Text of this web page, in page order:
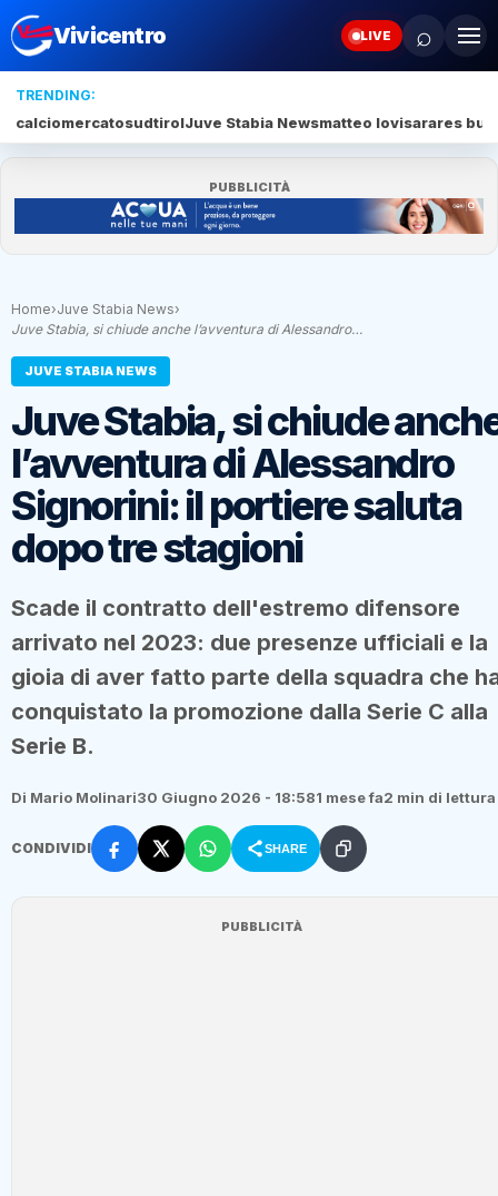
Vivicentro LIVE ⌕
TRENDING:
calciomercatosudtirolJuve Stabia Newsmatteo lovisarares
PUBBLICITÀ
Home›Juve Stabia News›
Juve Stabia, si chiude anche l’avventura di Alessandro…
JUVE STABIA NEWS
Juve Stabia, si chiude
l’avventura di Alessandro
Signorini: il portiere saluta
dopo tre stagioni
Scade il contratto dell'estremo difensore
arrivato nel 2023: due presenze ufficiali e la
gioia di aver fatto parte della squadra che
conquistato la promozione dalla Serie C alla
Serie B.
Di Mario Molinari30 Giugno 2026 - 18:581 mese fa2 min di lettura
CONDIVIDI SHARE
PUBBLICITÀ